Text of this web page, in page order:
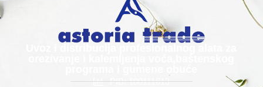
PIB: 100111613